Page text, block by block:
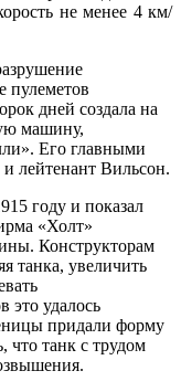
не менее 4 км/
пулеметов
дней создала на
машину,
Его главными
лейтенант Вильсон.
году и показал
«Холт»
Конструкторам
танка, увеличить
это удалось
придали форму
что танк с трудом